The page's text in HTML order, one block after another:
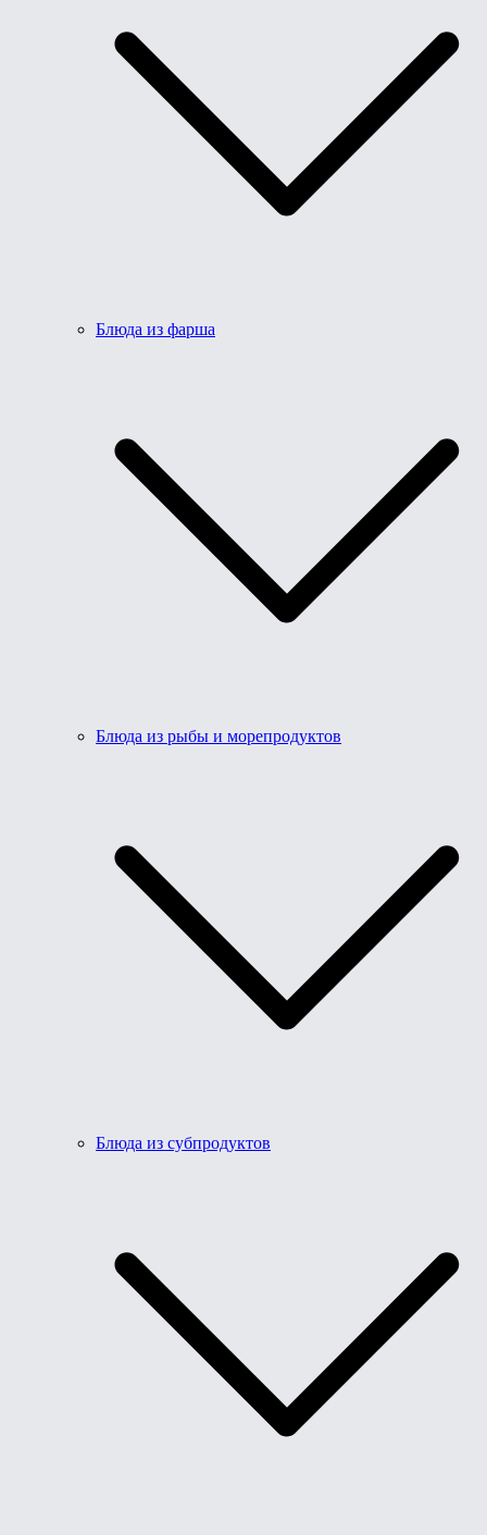
Блюда из фарша
Блюда из рыбы и морепродуктов
Блюда из субпродуктов